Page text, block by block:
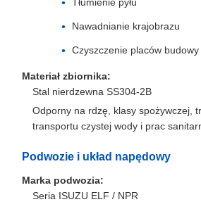
Nawadnianie krajobrazu
Czyszczenie placów budowy
Materiał zbiornika:
Stal nierdzewna SS304-2B
Odporny na rdzę, klasy spożywczej,
transportu czystej wody i prac
Podwozie i układ napędowy
Marka podwozia:
Seria ISUZU ELF / NPR